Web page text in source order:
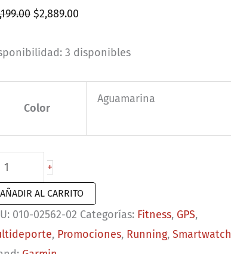
Original
was:
$2,889.00
is:
3 disponibles
Color
Aguamarina
Garmin
55
+
AÑADIR AL CARRITO
010-02562-02 Categorías: Fitness, GPS,
, Promociones, Running,Smartwatch